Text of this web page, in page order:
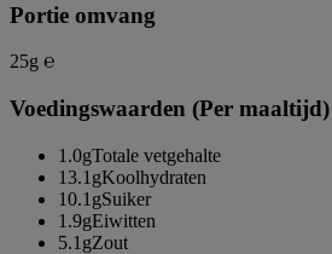
Portie omvang
25g ℮
Voedingswaarden (Per maaltijd)
1.0gTotale vetgehalte
13.1gKoolhydraten
10.1gSuiker
1.9gEiwitten
5.1gZout